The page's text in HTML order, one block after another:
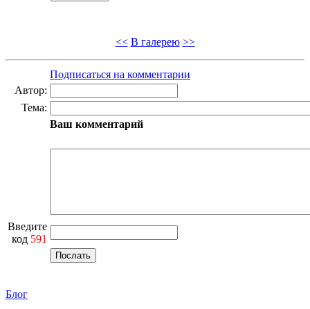
<< В галерею >>
Подписаться на комментарии
Автор:
Тема:
Ваш комментарий
Введите
код 591
Блог